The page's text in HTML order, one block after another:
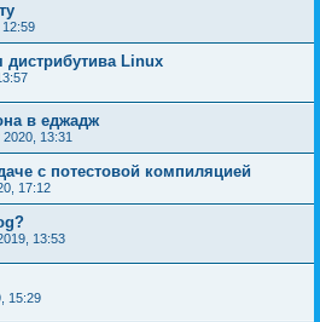
Linux
в еджадж
13:31
с потестовой компиляцией
17:12
13:53
15:29